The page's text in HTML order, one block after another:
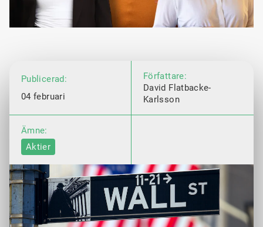
Publicerad:
04 februari
Författare:
David Flatbacke-
Karlsson
Ämne:
Aktier